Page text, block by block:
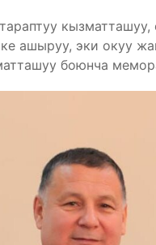
ашыруу, эки окуу
боюнча